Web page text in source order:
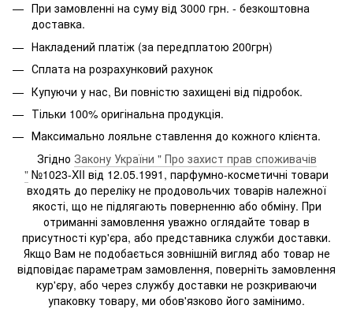
При замовленні на суму від 3000 грн. - безкоштовна
доставка.
Накладений платіж (за передплатою 200грн)
Сплата на розрахунковий рахунок
Купуючи у нас, Ви повністю захищені від підробок.
Тільки 100% оригінальна продукція.
Максимально лояльне ставлення до кожного клієнта.
Згідно Закону України " Про захист прав споживачів
" №1023-XII від 12.05.1991, парфумно-косметичні товари
входять до переліку не продовольчих товарів належної
якості, що не підлягають поверненню або обміну. При
отриманні замовлення уважно оглядайте товар в
присутності кур'єра, або представника служби доставки.
Якщо Вам не подобається зовнішній вигляд або товар не
відповідає параметрам замовлення, поверніть замовлення
кур'єру, або через службу доставки не розкриваючи
упаковку товару, ми обов'язково його замінимо.